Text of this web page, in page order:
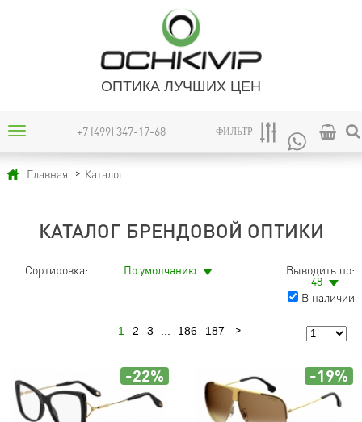
ОПТИКА ЛУЧШИХ ЦЕН
+7 (499) 347-17-68 ФИЛЬТР
Главная Каталог
КАТАЛОГ БРЕНДОВОЙ ОПТИКИ
Сортировка: По умолчанию
Выводить по:
48
В наличии
1 2 3 186 187
-22% -19%